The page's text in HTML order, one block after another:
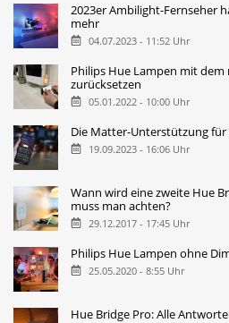
2023er Ambilight-Fernseher
mehr
04.07.2023 - 11:52 Uhr
Philips Hue Lampen mit
zurücksetzen
05.01.2022 - 10:00 Uhr
Die Matter-Unterstützung für
19.09.2023 - 16:06 Uhr
Wann wird eine zweite Hue
muss man achten?
29.12.2017 - 17:45 Uhr
Philips Hue Lampen ohne
25.05.2020 - 8:55 Uhr
Hue Bridge Pro: Alle